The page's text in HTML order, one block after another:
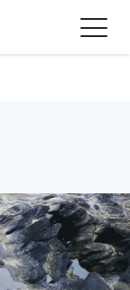
expand_more
expand_more